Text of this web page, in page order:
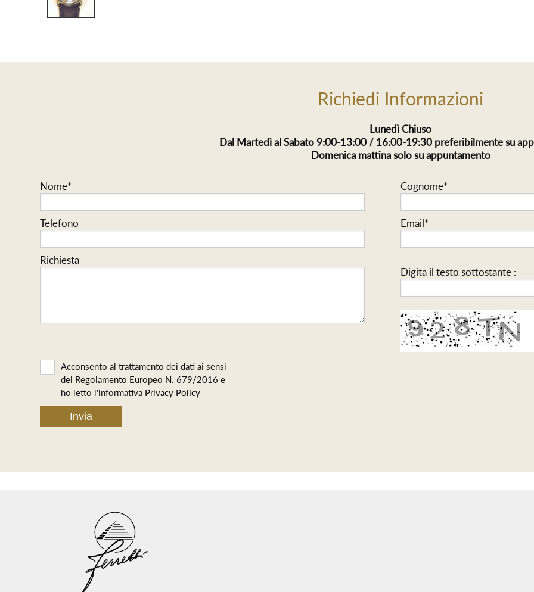
Richiedi Informazioni
Lunedì Chiuso
Dal Martedì al Sabato 9:00-13:00 / 16:00-19:30 preferibilmente su
Domenica mattina solo su appuntamento
Nome* Cognome*
Telefono Email*
Richiesta
Digita il testo sottostante :
Acconsento al trattamento dei dati ai sensi
del Regolamento Europeo N. 679/2016 e
ho letto l'informativa Privacy Policy